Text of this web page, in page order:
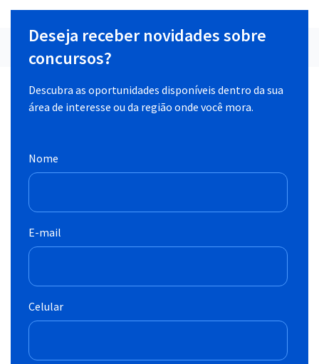
Deseja receber novidades sobre
concursos?
Descubra as oportunidades disponíveis dentro da sua
área de interesse ou da região onde você mora.
Nome
E-mail
Celular